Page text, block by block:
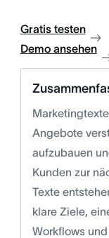
Gratis testen
Demo ansehen
Angebote
aufzubauen
Kunden zur
Texte
klare Ziele,
Workflows